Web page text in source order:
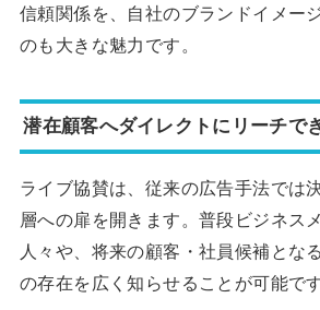
信頼関係を、自社のブランドイメー
のも大きな魅力です。
潜在顧客へダイレクトにリーチで
ライブ協賛は、従来の広告手法では
層への扉を開きます。普段ビジネス
人々や、将来の顧客・社員候補とな
の存在を広く知らせることが可能です